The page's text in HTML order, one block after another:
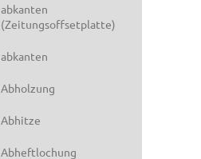
abkanten
(Zeitungsoffsetplatte)
abkanten
Abholzung
Abhitze
Abheftlochung